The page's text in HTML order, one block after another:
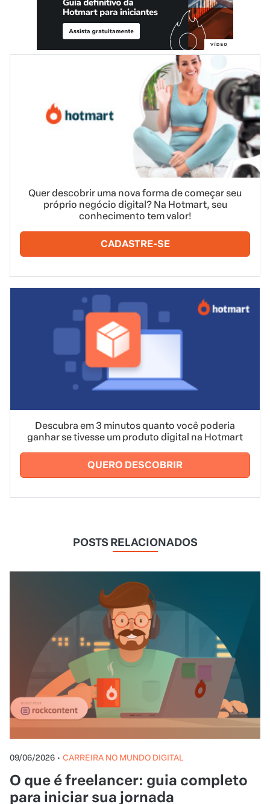
Quer descobrir uma nova forma de começar seu
próprio negócio digital? Na Hotmart, seu
conhecimento tem valor!
CADASTRE-SE
Descubra em 3 minutos quanto você poderia
ganhar se tivesse um produto digital na Hotmart
QUERO DESCOBRIR
POSTS RELACIONADOS
09/06/2026 • CARREIRA NO MUNDO DIGITAL
O que é freelancer: guia completo
para iniciar sua jornada